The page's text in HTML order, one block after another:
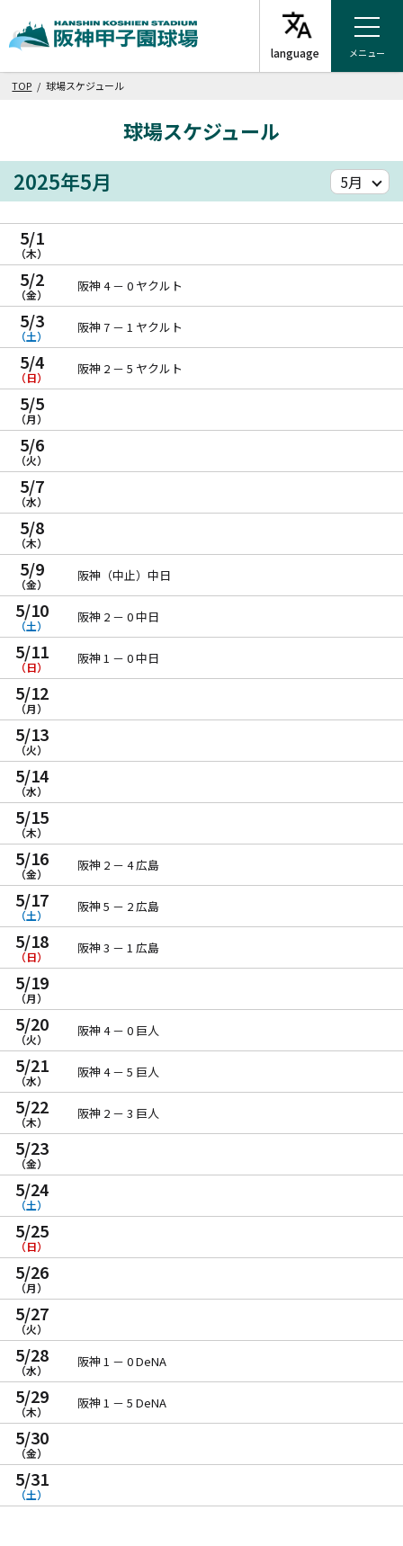
メニュー
TOP / 球場スケジュール
球場スケジュール
2025年5月
5/1
（木）
5/2
（金）
阪神 4 － 0 ヤクルト
5/3
（土）
阪神 7 － 1 ヤクルト
5/4
（日）
阪神 2 － 5 ヤクルト
5/5
（月）
5/6
（火）
5/7
（水）
5/8
（木）
5/9
（金）
阪神（中止）中日
5/10
（土）
阪神 2 － 0 中日
5/11
（日）
阪神 1 － 0 中日
5/12
（月）
5/13
（火）
5/14
（水）
5/15
（木）
5/16
（金）
阪神 2 － 4 広島
5/17
（土）
阪神 5 － 2 広島
5/18
（日）
阪神 3 － 1 広島
5/19
（月）
5/20
（火）
阪神 4 － 0 巨人
5/21
（水）
阪神 4 － 5 巨人
5/22
（木）
阪神 2 － 3 巨人
5/23
（金）
5/24
（土）
5/25
（日）
5/26
（月）
5/27
（火）
5/28
（水）
阪神 1 － 0 DeNA
5/29
（木）
阪神 1 － 5 DeNA
5/30
（金）
5/31
（土）